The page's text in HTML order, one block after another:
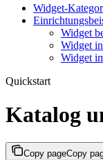
Widget-
Widget
Widget
Widget
Quickstart
Katalog
Copy pageCopy